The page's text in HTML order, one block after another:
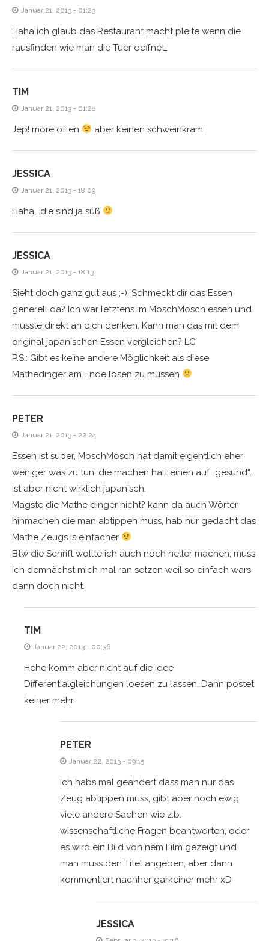
Januar 21, 2013 - 01:23
Haha ich glaub das Restaurant macht pleite wenn die
rausfinden wie man die Tuer oeffnet…
TIM
Januar 21, 2013 - 01:28
Jep! more often aber keinen schweinkram
JESSICA
Januar 21, 2013 - 18:09
Haha….die sind ja süß
JESSICA
Januar 21, 2013 - 18:13
Sieht doch ganz gut aus ;-). Schmeckt dir das Essen
generell da? Ich war letztens im MoschMosch essen und
musste direkt an dich denken. Kann man das mit dem
original japanischen Essen vergleichen? LG
P.S.: Gibt es keine andere Möglichkeit als diese
Mathedinger am Ende lösen zu müssen
PETER
Januar 21, 2013 - 22:24
Essen ist super, MoschMosch hat damit eigentlich eher
weniger was zu tun, die machen halt einen auf „gesund“.
Ist aber nicht wirklich japanisch.
Magste die Mathe dinger nicht? kann da auch Wörter
hinmachen die man abtippen muss, hab nur gedacht das
Mathe Zeugs is einfacher
Btw die Schrift wollte ich auch noch heller machen, muss
ich demnächst mich mal ran setzen weil so einfach wars
dann doch nicht.
TIM
Januar 22, 2013 - 00:36
Hehe komm aber nicht auf die Idee
Differentialgleichungen loesen zu lassen. Dann postet
keiner mehr
PETER
Januar 22, 2013 - 09:15
Ich habs mal geändert dass man nur das
Zeug abtippen muss, gibt aber noch ewig
viele andere Sachen wie z.b.
wissenschaftliche Fragen beantworten, oder
es wird ein Bild von nem Film gezeigt und
man muss den Titel angeben, aber dann
kommentiert nachher garkeiner mehr xD
JESSICA